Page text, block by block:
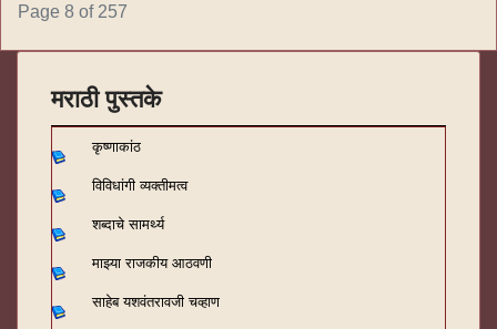
Page 8 of 257
मराठी पुस्तके
कृष्णाकांठ
विविधांगी व्यक्तीमत्व
शब्दाचे सामर्थ्य
माझ्या राजकीय आठवणी
साहेब यशवंतरावजी चव्हाण